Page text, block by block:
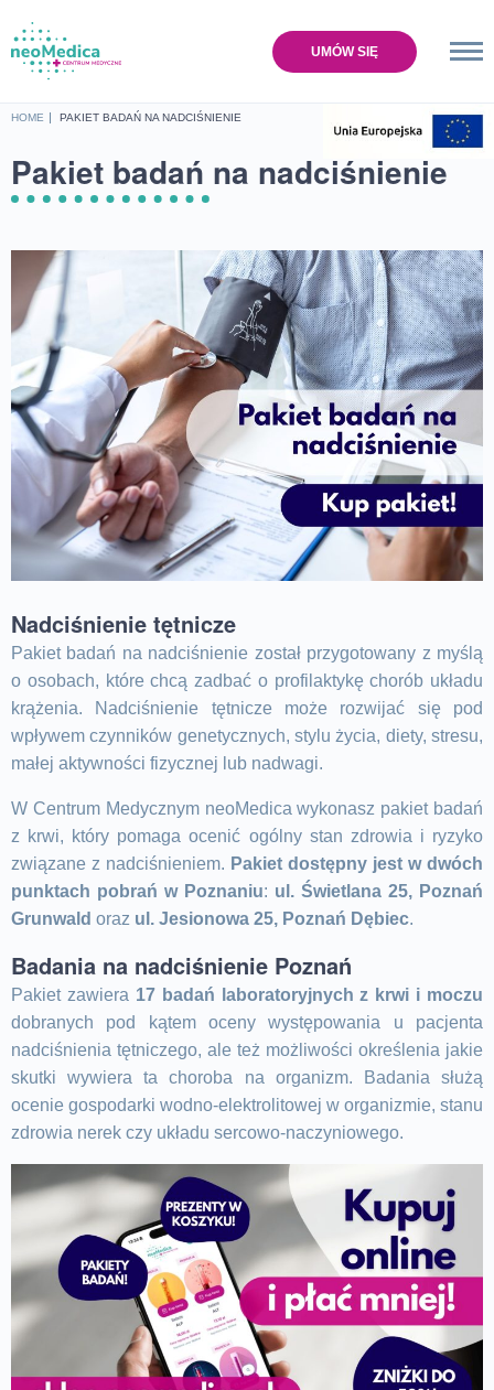
UMÓW SIĘ
HOME PAKIET BADAŃ NA NADCIŚNIENIE
Pakiet badań na nadciśnienie
Nadciśnienie tętnicze
Pakiet badań na nadciśnienie został przygotowany z myślą
o osobach, które chcą zadbać o profilaktykę chorób układu
krążenia. Nadciśnienie tętnicze może rozwijać się pod
wpływem czynników genetycznych, stylu życia, diety, stresu,
małej aktywności fizycznej lub nadwagi.
W Centrum Medycznym neoMedica wykonasz pakiet badań
z krwi, który pomaga ocenić ogólny stan zdrowia i ryzyko
związane z nadciśnieniem. Pakiet dostępny jest w dwóch
punktach pobrań w Poznaniu: ul. Świetlana 25, Poznań
Grunwald oraz ul. Jesionowa 25, Poznań Dębiec.
Badania na nadciśnienie Poznań
Pakiet zawiera 17 badań laboratoryjnych z krwi i moczu
dobranych pod kątem oceny występowania u pacjenta
nadciśnienia tętniczego, ale też możliwości określenia jakie
skutki wywiera ta choroba na organizm. Badania służą
ocenie gospodarki wodno-elektrolitowej w organizmie, stanu
zdrowia nerek czy układu sercowo-naczyniowego.
Home
Cennik
O nas
Lokalizacje
Sklep
Kontakt
UMÓW SIĘ NA WIZYTĘ